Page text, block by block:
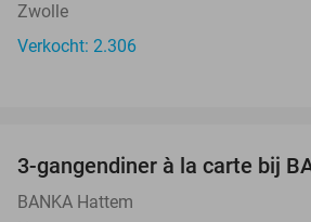
Zwolle
Verkocht: 2.306
3-gangendiner à la carte bij
BANKA Hattem